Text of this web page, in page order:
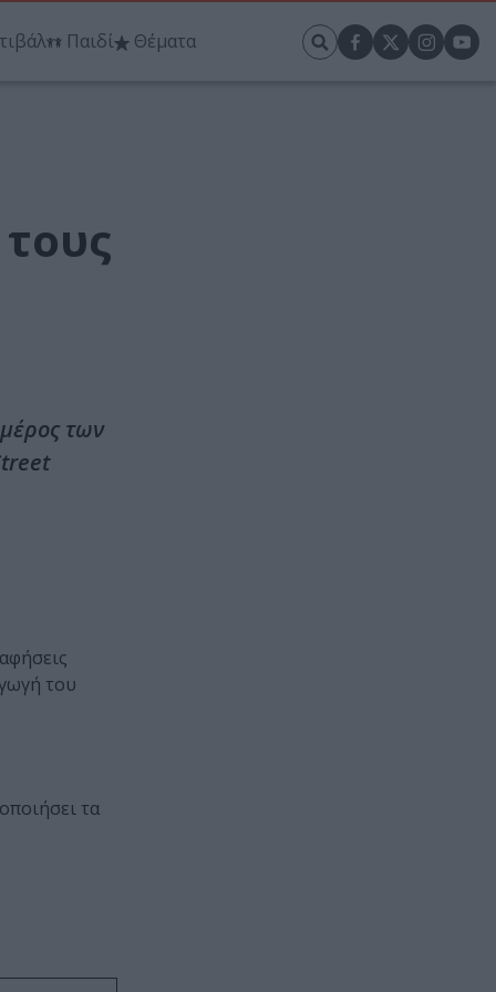
Παιδί Θέματα
των
του
τα